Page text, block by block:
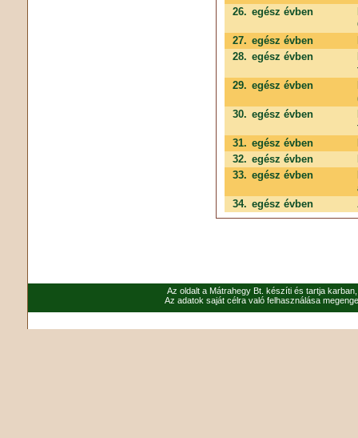
26. egész évben
27. egész évben
28. egész évben
29. egész évben
30. egész évben
31. egész évben
32. egész évben
33. egész évben
34. egész évben
Az oldalt a Mátrahegy Bt. készíti és tartja
Az adatok saját célra való felhasználása